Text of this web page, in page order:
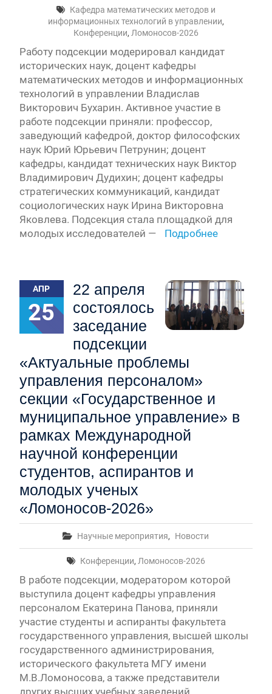
Кафедра математических методов и
информационных технологий в управлении,
Конференции, Ломоносов-2026
Работу подсекции модерировал кандидат
исторических наук, доцент кафедры
математических методов и информационных
технологий в управлении Владислав
Викторович Бухарин. Активное участие в
работе подсекции приняли: профессор,
заведующий кафедрой, доктор философских
наук Юрий Юрьевич Петрунин; доцент
кафедры, кандидат технических наук Виктор
Владимирович Дудихин; доцент кафедры
стратегических коммуникаций, кандидат
социологических наук Ирина Викторовна
Яковлева. Подсекция стала площадкой для
молодых исследователей —
Подробнее
АПР
25
22 апреля
состоялось
заседание
подсекции
«Актуальные проблемы
управления персоналом»
секции «Государственное и
муниципальное управление» в
рамках Международной
научной конференции
студентов, аспирантов и
молодых ученых
«Ломоносов-2026»
Научные мероприятия, Новости
Конференции, Ломоносов-2026
В работе подсекции, модератором которой
выступила доцент кафедры управления
персоналом Екатерина Панова, приняли
участие студенты и аспиранты факультета
государственного управления, высшей школы
государственного администрирования,
исторического факультета МГУ имени
М.В.Ломоносова, а также представители
других высших учебных заведений